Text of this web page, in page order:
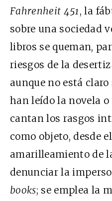
Fahrenheit 451, la
sobre una sociedad
libros se queman,
riesgos de la
aunque no está
han leído la novela
cantan los rasgos
como objeto, desde
amarilleamiento de
denunciar la
books; se emplea la